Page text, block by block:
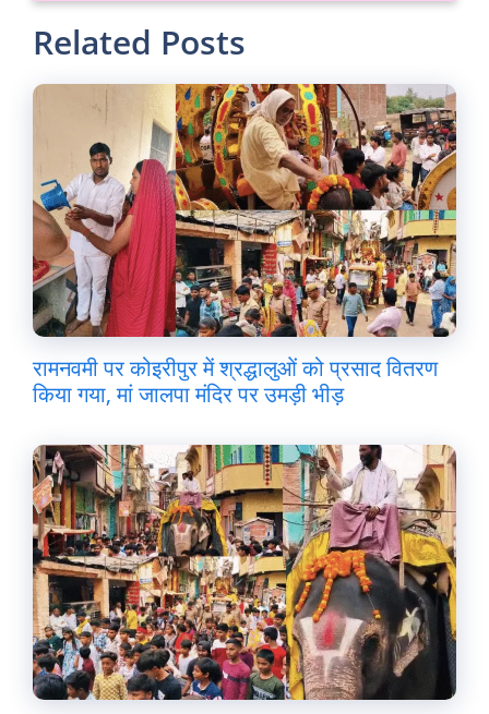
Related Posts
रामनवमी पर कोइरीपुर में श्रद्धालुओं को प्रसाद वितरण
किया गया, मां जालपा मंदिर पर उमड़ी भीड़